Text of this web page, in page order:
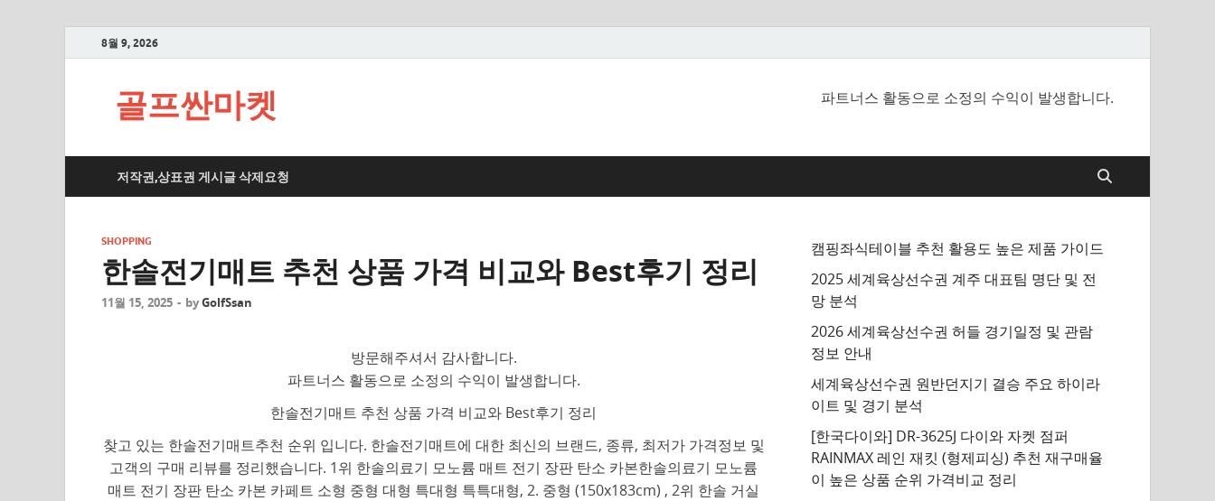
8월 9, 2026
골프싼마켓 파트너스 활동으로 소정의 수익이 발생합니다.
저작권,상표권 게시글 삭제요청
SHOPPING
한솔전기매트 추천 상품 가격 비교와 Best후기 정리
11월 15, 2025 - byGolfSsan
방문해주셔서 감사합니다.
파트너스 활동으로 소정의 수익이 발생합니다.
한솔전기매트 추천 상품 가격 비교와 Best후기 정리
찾고 있는 한솔전기매트추천 순위 입니다. 한솔전기매트에 대한 최신의 브랜드, 종류, 최저가 가격정보 및
고객의 구매 리뷰를 정리했습니다. 1위 한솔의료기 모노륨 매트 전기 장판 탄소 카본한솔의료기 모노륨
매트 전기 장판 탄소 카본 카페트 소형 중형 대형 특대형 특특대형, 2. 중형 (150x183cm) , 2위 한솔 거실
캠핑좌식테이블 추천 활용도 높은 제품 가이드
2025 세계육상선수권 계주 대표팀 명단 및 전
망 분석
2026 세계육상선수권 허들 경기일정 및 관람
정보 안내
세계육상선수권 원반던지기 결승 주요 하이라
이트 및 경기 분석
[한국다이와] DR-3625J 다이와 자켓 점퍼
RAINMAX 레인 재킷 (형제피싱) 추천 재구매율
이 높은 상품 순위 가격비교 정리